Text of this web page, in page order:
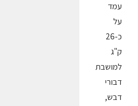
עמד
על
כ-26
ק"ג
למושבת
דבורי
דבש,